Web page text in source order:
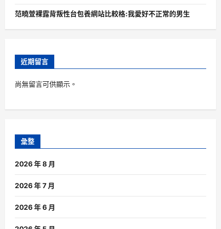
范曉萱裸露背叛性台包養網站比較格:我愛好不正常的男生
近期留言
尚無留言可供顯示。
彙整
2026 年 8 月
2026 年 7 月
2026 年 6 月